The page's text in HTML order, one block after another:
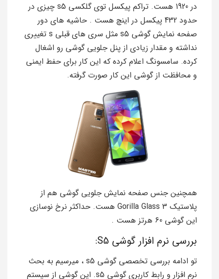
در 1920 هست. تراکم پیکسل توی گلکسی s5 چیزی در
حدود 432 پیکسل در اینچ هست . حاشیه های دور
صفحه نمایش گوشی s5 مثل سری های قبلی s تغییری
نداشته و مقدار زیادی از پنل جلویی گوشی رو اشغال
کرده. سامسونگ اعلام کرده که این کار برای حفط ایمنی
و محافظت از گوشی این کار صورت گرفته.
همچنین جنس صفحه نمایش جلویی گوشی هم از
پلاستیک Gorilla Glass 3 هست. حداکثر نرخ نوسازی
این گوشی 60 هرتز هست .
بررسی نرم افزار گوشی S5:
تو ادامه بررسی تخصصی گوشی s5 ، میرسیم به بحث
نرم افزار و رابط کاربری گوشی s5. این گوشی از سیستم